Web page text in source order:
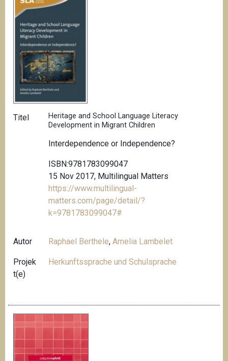
Titel
Heritage and School Language Literacy
Development in Migrant Children
Interdependence or Independence?
ISBN:9781783099047
15 Nov 2017, Multilingual Matters
https://www.multilingual-
matters.com/page/detail/?
k=9781783099047#
Autor Raphael Berthele,Amelia Lambelet
Projek
t(e)
Herkunftssprache und Schulsprache